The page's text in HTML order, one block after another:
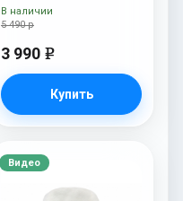
5 490 р
3 990 e
Купить
В наличии
Видео